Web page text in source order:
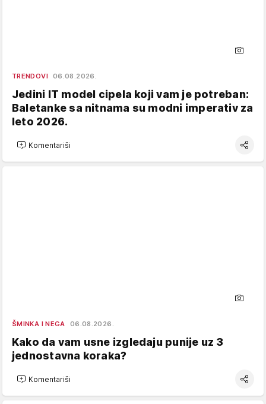
TRENDOVI 06.08.2026.
Jedini IT model cipela koji vam je potreban:
Baletanke sa nitnama su modni imperativ za
leto 2026.
Komentariši
ŠMINKA I NEGA 06.08.2026.
Kako da vam usne izgledaju punije uz 3
jednostavna koraka?
Komentariši